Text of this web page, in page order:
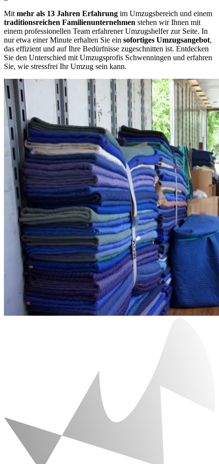
Mit mehr als 13 Jahren Erfahrung im Umzugsbereich und einem
traditionsreichen Familienunternehmen stehen wir Ihnen mit
einem professionellen Team erfahrener Umzugshelfer zur Seite. In
nur etwa einer Minute erhalten Sie ein sofortiges Umzugsangebot,
das effizient und auf Ihre Bedürfnisse zugeschnitten ist. Entdecken
Sie den Unterschied mit Umzugsprofis Schwenningen und erfahren
Sie, wie stressfrei Ihr Umzug sein kann.